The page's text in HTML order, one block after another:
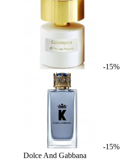
-15%
-15%
Dolce And Gabbana